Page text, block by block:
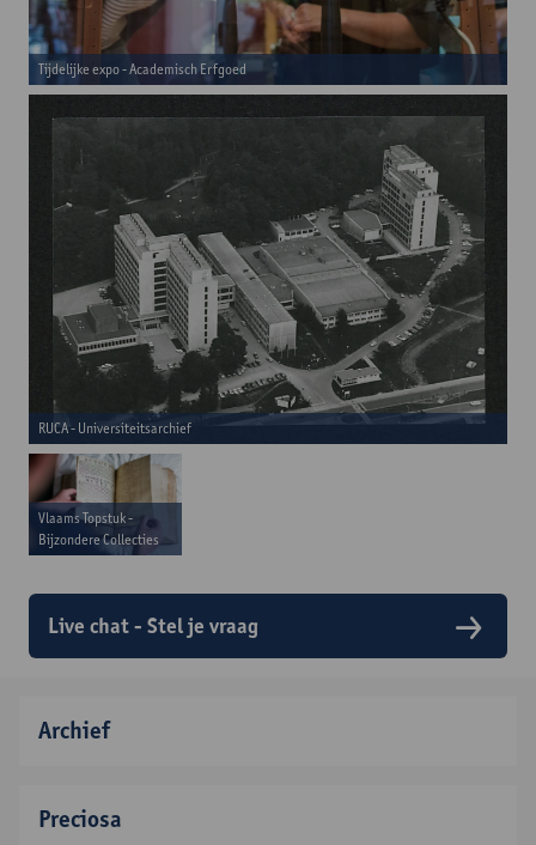
Tijdelijke expo - Academisch Erfgoed
RUCA - Universiteitsarchief
Vlaams Topstuk -
Bijzondere Collecties
Live chat - Stel je vraag
Archief
Preciosa